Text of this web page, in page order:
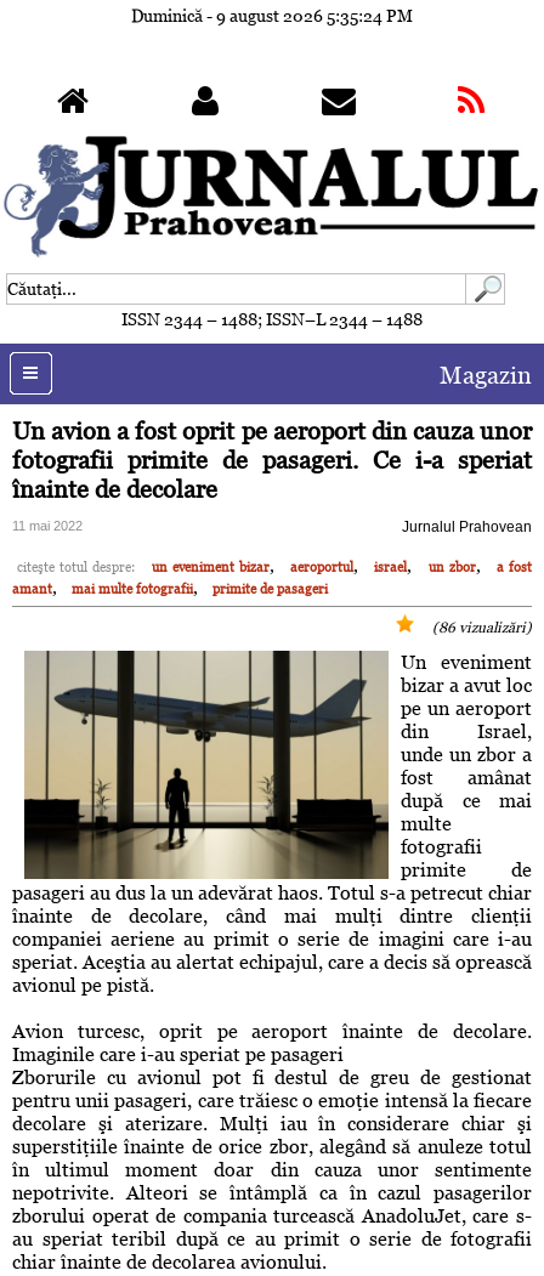
Duminică - 9 august 2026 5:35:26 PM
ISSN 2344 – 1488; ISSN–L 2344 – 1488
Magazin
Un avion a fost oprit pe aeroport din cauza unor
fotografii primite de pasageri. Ce i-a speriat
înainte de decolare
11 mai 2022 Jurnalul Prahovean
citeşte totul despre: un eveniment bizar, aeroportul, israel, un zbor,
a fost
amant, mai multe fotografii, primite de pasageri
(86 vizualizări)
Un eveniment
bizar a avut loc
pe un aeroport
din Israel,
unde un zbor a
fost amânat
după ce mai
multe
fotografii
primite de
pasageri au dus la un adevărat haos. Totul s-a petrecut chiar
înainte de decolare, când mai mulţi dintre clienţii
companiei aeriene au primit o serie de imagini care i-au
speriat. Aceştia au alertat echipajul, care a decis să oprească
avionul pe pistă.
Avion turcesc, oprit pe aeroport înainte de decolare.
Imaginile care i-au speriat pe pasageri
Zborurile cu avionul pot fi destul de greu de gestionat
pentru unii pasageri, care trăiesc o emoţie intensă la fiecare
decolare şi aterizare. Mulţi iau în considerare chiar şi
superstiţiile înainte de orice zbor, alegând să anuleze totul
în ultimul moment doar din cauza unor sentimente
nepotrivite. Alteori se întâmplă ca în cazul pasagerilor
zborului operat de compania turcească AnadoluJet, care s-
au speriat teribil după ce au primit o serie de fotografii
chiar înainte de decolarea avionului.